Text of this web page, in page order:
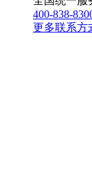
400-838-
更多联系方